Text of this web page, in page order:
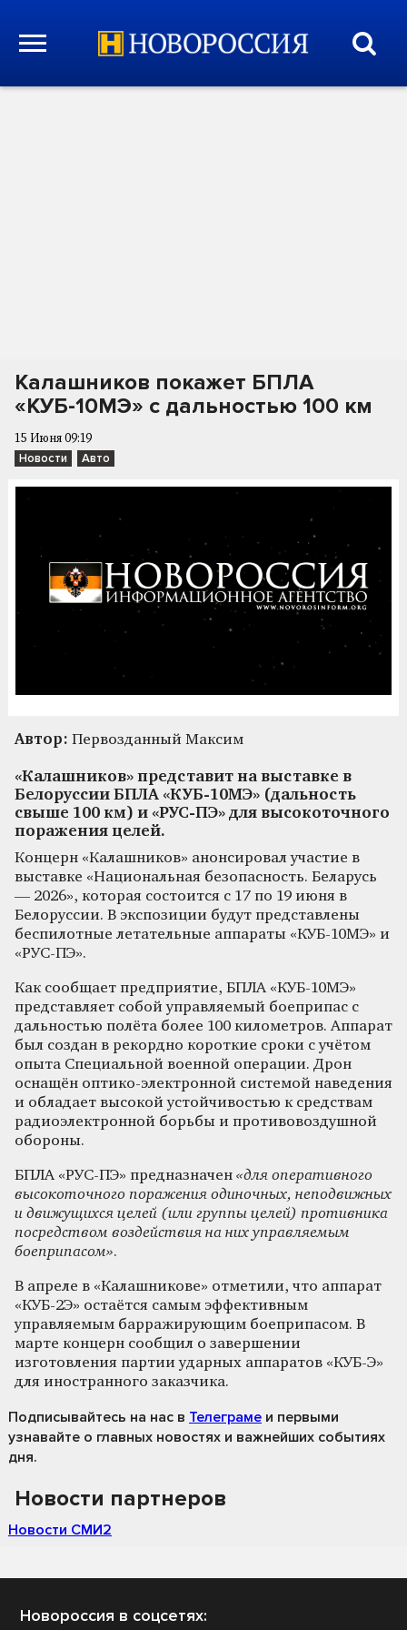
Калашников покажет БПЛА
«КУБ-10МЭ» с дальностью 100 км
15 Июня 09:19
Новости Авто
Автор: Первозданный Максим
«Калашников» представит на выставке в
Белоруссии БПЛА «КУБ-10МЭ» (дальность
свыше 100 км) и «РУС-ПЭ» для высокоточного
поражения целей.
Концерн «Калашников» анонсировал участие в
выставке «Национальная безопасность. Беларусь
— 2026», которая состоится с 17 по 19 июня в
Белоруссии. В экспозиции будут представлены
беспилотные летательные аппараты «КУБ-10МЭ» и
«РУС-ПЭ».
Как сообщает предприятие, БПЛА «КУБ-10МЭ»
представляет собой управляемый боеприпас с
дальностью полёта более 100 километров. Аппарат
был создан в рекордно короткие сроки с учётом
опыта Специальной военной операции. Дрон
оснащён оптико-электронной системой наведения
и обладает высокой устойчивостью к средствам
радиоэлектронной борьбы и противовоздушной
обороны.
БПЛА «РУС-ПЭ» предназначен «для оперативного
высокоточного поражения одиночных, неподвижных
и движущихся целей (или группы целей) противника
посредством воздействия на них управляемым
боеприпасом».
В апреле в «Калашникове» отметили, что аппарат
«КУБ-2Э» остаётся самым эффективным
управляемым барражирующим боеприпасом. В
марте концерн сообщил о завершении
изготовления партии ударных аппаратов «КУБ-Э»
для иностранного заказчика.
Подписывайтесь на нас в Телеграме и первыми
узнавайте о главных новостях и важнейших событиях
дня.
Новости партнеров
Новости СМИ2
Новороссия в соцсетях: